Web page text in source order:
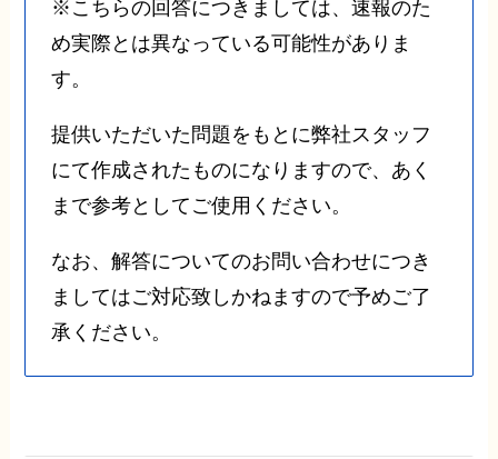
※こちらの回答につきましては、速報のた
め実際とは異なっている可能性がありま
す。
提供いただいた問題をもとに弊社スタッフ
にて作成されたものになりますので、あく
まで参考としてご使用ください。
なお、解答についてのお問い合わせにつき
ましてはご対応致しかねますので予めご了
承ください。